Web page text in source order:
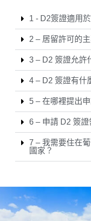
1 - D2簽證適用
2 – 居留許可的
3 – D2 簽證允許
4 – D2 簽證有什
5 – 在哪裡提出申
6 – 申請 D2 簽證
7 – 我需要住在
國家？